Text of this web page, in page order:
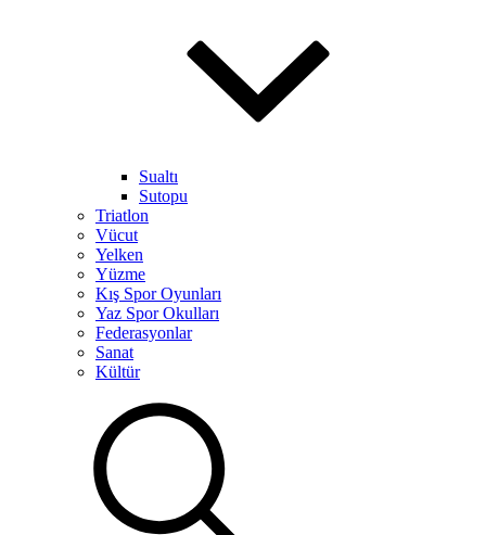
Sualtı
Sutopu
Triatlon
Vücut
Yelken
Yüzme
Kış Spor Oyunları
Yaz Spor Okulları
Federasyonlar
Sanat
Kültür